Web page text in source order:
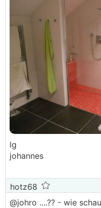
lg
johannes
hotz68
@johro ....?? - wie